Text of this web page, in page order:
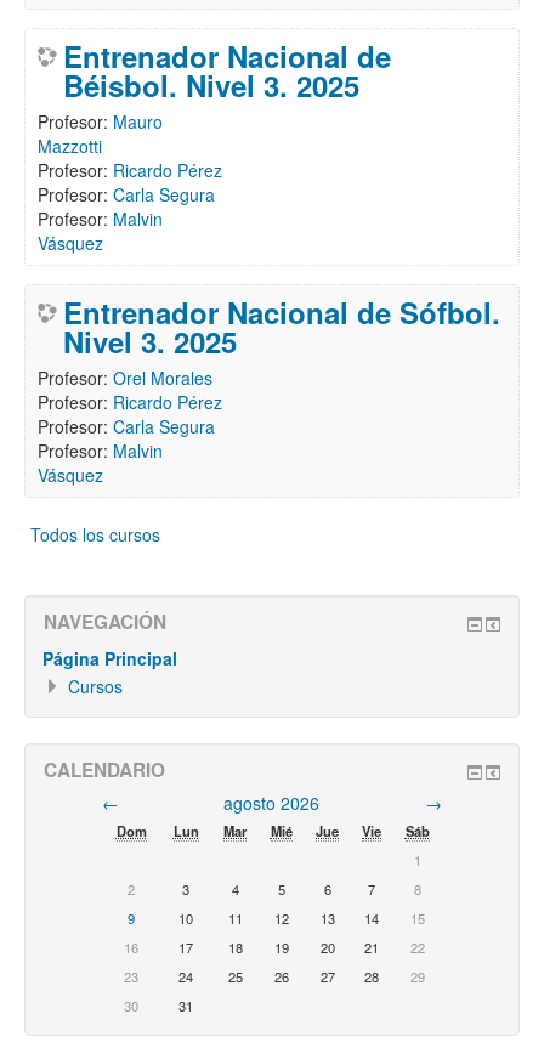
Entrenador Nacional de
Béisbol. Nivel 3. 2025
Profesor: Mauro
Mazzotti
Profesor: Ricardo Pérez
Profesor: Carla Segura
Profesor: Malvin
Vásquez
Entrenador Nacional de Sófbol.
Nivel 3. 2025
Profesor: Orel Morales
Profesor: Ricardo Pérez
Profesor: Carla Segura
Profesor: Malvin
Vásquez
Todos los cursos
NAVEGACIÓN
Página Principal
Cursos
CALENDARIO
← agosto 2026 →
Dom Lun Mar Mié Jue Vie
Sáb
1
2
3 4 5 6 7
8
9
10 11 12 13 14
15
16
17 18 19 20 21
22
23
24 25 26 27 28
29
30
31